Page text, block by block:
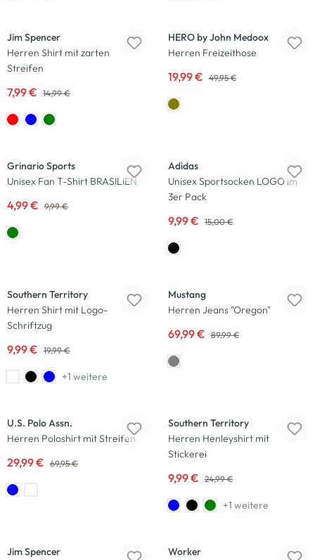
Jim Spencer
Herren Shirt mit zarten
Streifen
7,99 € 14,99 €
HERO by John Medoox
Herren Freizeithose
19,99 € 49,95 €
Grinario Sports
Unisex Fan T-Shirt BRASILIEN
4,99 € 9,99 €
Adidas
Unisex Sportsocken LOGO im
3er Pack
9,99 € 15,00 €
Southern Territory
Herren Shirt mit Logo-
Schriftzug
9,99 € 19,99 €
+1 weitere
Mustang
Herren Jeans "Oregon"
69,99 € 89,99 €
U.S. Polo Assn.
Herren Poloshirt mit Streifen
29,99 € 69,95 €
Southern Territory
Herren Henleyshirt mit
Stickerei
9,99 € 24,99 €
+1 weitere
Jim Spencer
Worker